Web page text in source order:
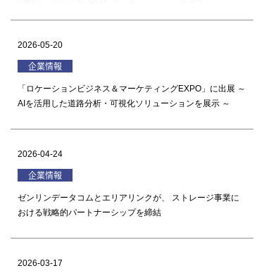
2026-05-20
企業情報
「ロケーションビジネス＆マーケティングEXPO」に出展 ～
AIを活用した道路分析・可視化ソリューションを展示 ～
2026-04-24
企業情報
ゼンリンデータコムとエリアリンクが、 ストレージ事業に
おける戦略的パートナーシップを締結
2026-03-17